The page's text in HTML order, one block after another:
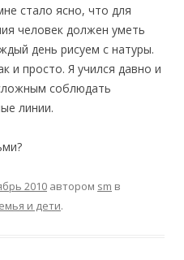
стало ясно, что для
человек должен уметь
день рисуем с натуры.
и просто. Я учился давно и
соблюдать
линии.
2010 автором sm в
и дети.